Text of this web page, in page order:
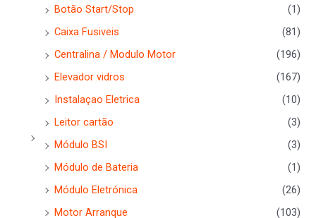
Botão Start/Stop
(1)
Caixa Fusiveis
(81)
Centralina / Modulo Motor
(196)
Elevador vidros
(167)
Instalaçao Eletrica
(10)
Leitor cartão
(3)
Módulo BSI
(3)
Módulo de Bateria
(1)
Módulo Eletrónica
(26)
Motor Arranque
(103)